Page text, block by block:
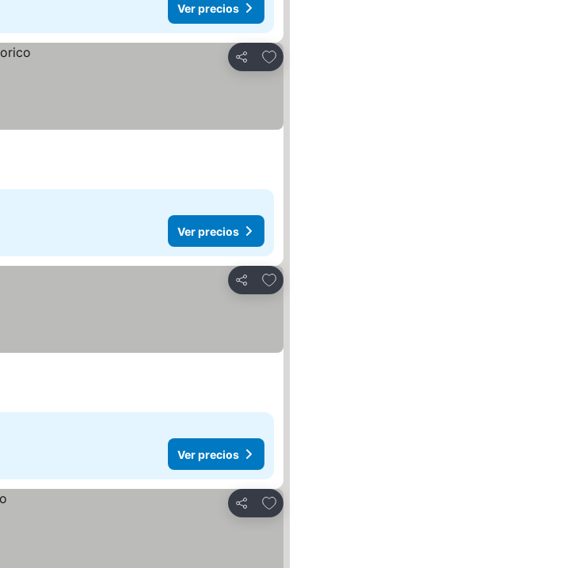
Ver precios
Compartir
Añadir a favoritos
Ver precios
Compartir
Añadir a favoritos
Ver precios
Compartir
Añadir a favoritos